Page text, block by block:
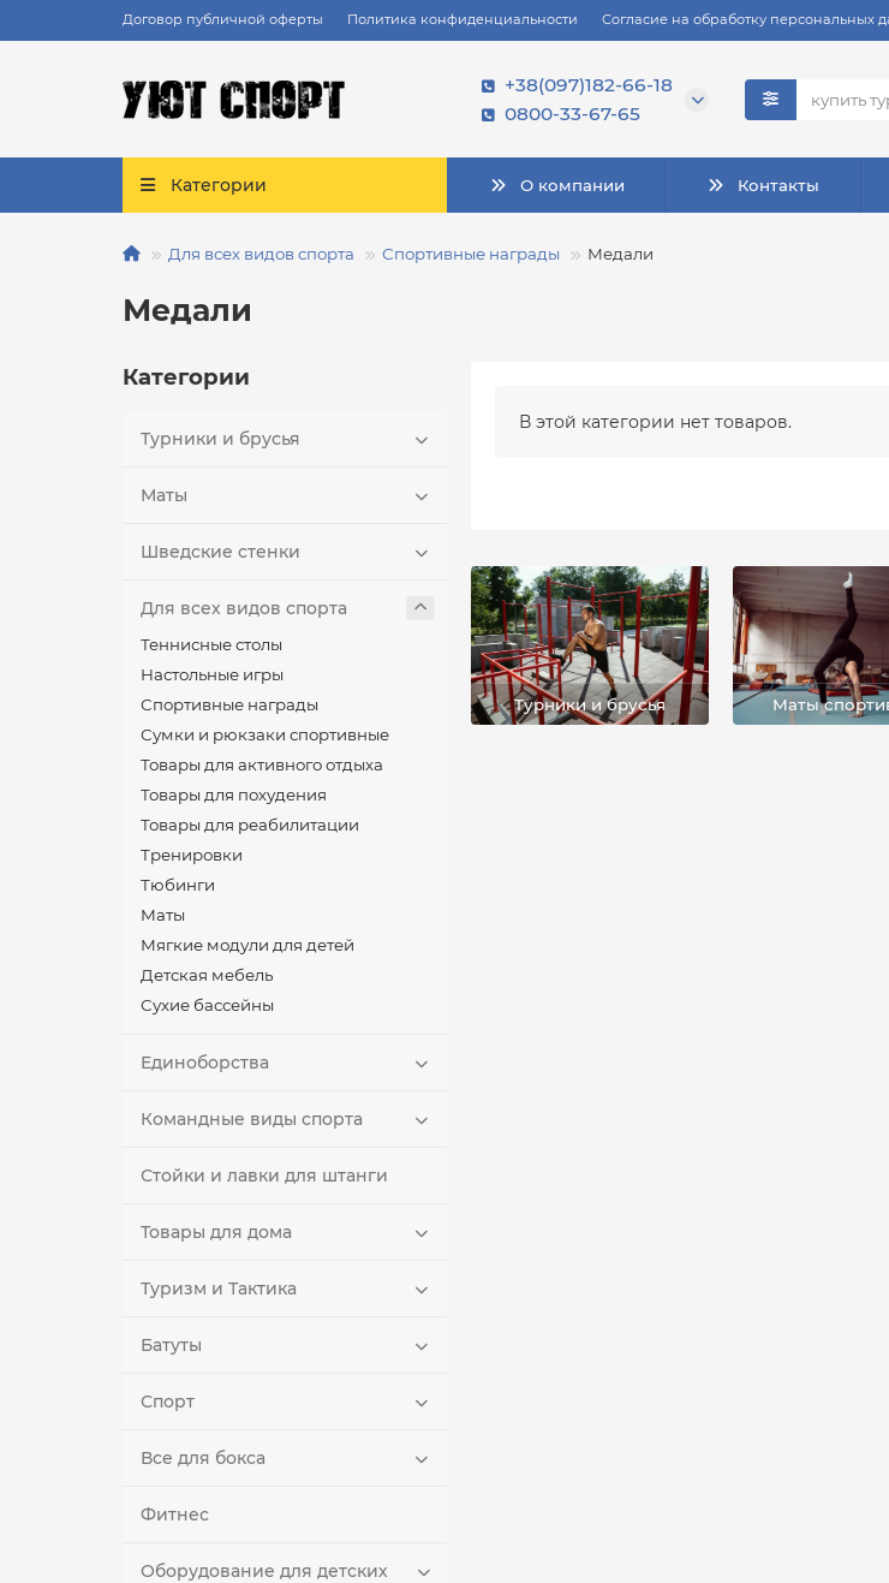
Договор публичной оферты Политика конфиденциальности Согласие на обработку персональных
+38(097)182-66-18
0800-33-67-65
Категории О компании Контакты
Для всех видов спорта Спортивные награды Медали
Медали
Категории
Турники и брусья
Маты
Шведские стенки
Для всех видов спорта
Теннисные столы
Настольные игры
Спортивные награды
Сумки и рюкзаки спортивные
Товары для активного отдыха
Товары для похудения
Товары для реабилитации
Тренировки
Тюбинги
Маты
Мягкие модули для детей
Детская мебель
Сухие бассейны
Единоборства
Командные виды спорта
Стойки и лавки для штанги
Товары для дома
Туризм и Тактика
Батуты
Спорт
Все для бокса
Фитнес
Оборудование для детских
В этой категории нет товаров.
Турники и брусья Маты